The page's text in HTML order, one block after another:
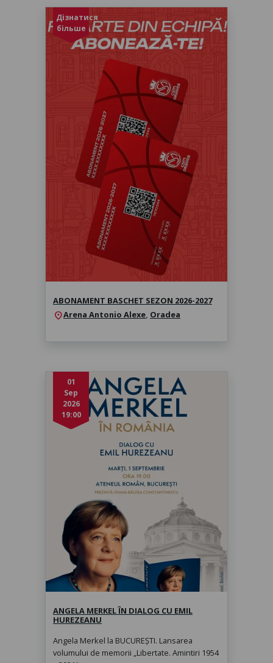
Abonament baschet sezon 2026-
2027
Sezonul 2026-2027
Дізнатися
більше
ABONAMENT BASCHET SEZON 2026-2027
location_onArena Antonio Alexe, Oradea
Angela Merkel în dialog cu Emil
Hurezeanu
marți, 1 sept. 2026, 19:00
01
Sep
2026
19:00
ANGELA MERKEL ÎN DIALOG CU EMIL
HUREZEANU
Angela Merkel la BUCUREȘTI. Lansarea
volumului de memorii „Libertate. Amintiri 1954